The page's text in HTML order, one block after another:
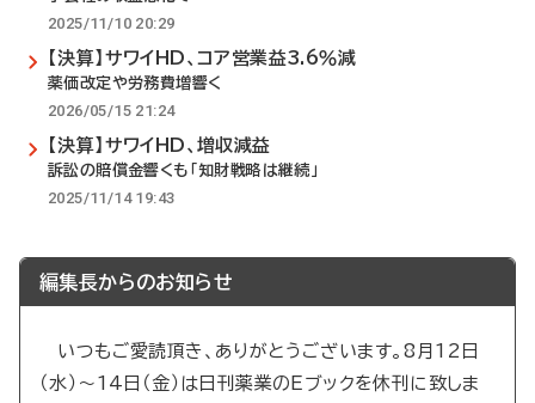
2025/11/10 20:29
【決算】サワイHD、コア営業益3.6％減
薬価改定や労務費増響く
2026/05/15 21:24
【決算】サワイHD、増収減益
訴訟の賠償金響くも「知財戦略は継続」
2025/11/14 19:43
編集長からのお知らせ
いつもご愛読頂き、ありがとうございます。8月12日
（水）～14日（金）は日刊薬業のEブックを休刊に致しま